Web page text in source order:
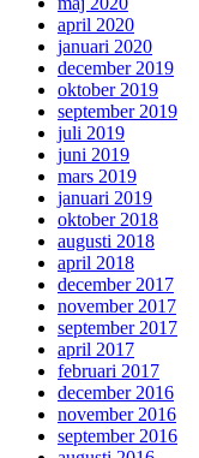
april 2020
januari 2020
december 2019
oktober 2019
september 2019
juli 2019
juni 2019
mars 2019
januari 2019
oktober 2018
augusti 2018
april 2018
december 2017
november 2017
september 2017
april 2017
februari 2017
december 2016
november 2016
september 2016